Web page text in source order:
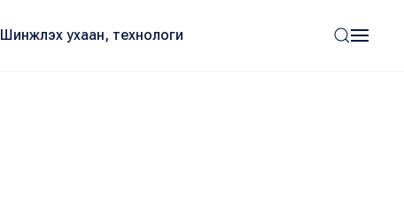
Шинжлэх ухаан, технологи